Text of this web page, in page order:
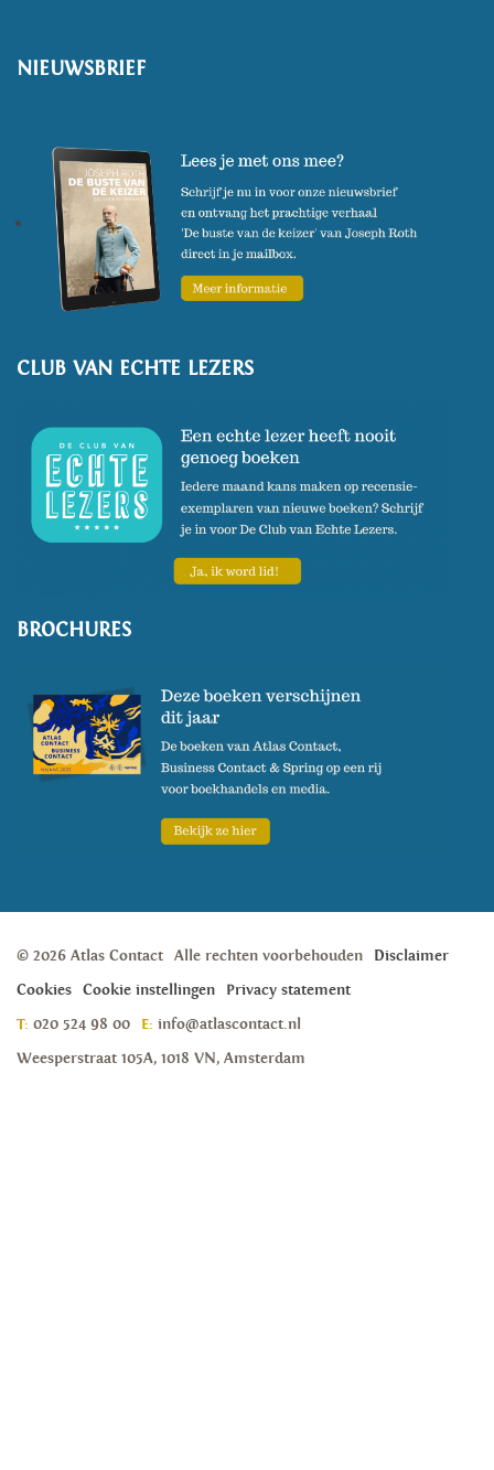
NIEUWSBRIEF
CLUB VAN ECHTE LEZERS
BROCHURES
© 2026 Atlas Contact Alle rechten voorbehouden
Disclaimer
Cookies
Cookie instellingen
Privacy statement
T: 020 524 98 00 E: info@atlascontact.nl
Weesperstraat 105A, 1018 VN, Amsterdam